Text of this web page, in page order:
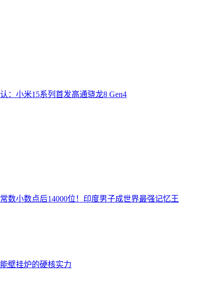
：小米15系列首发高通骁龙8 Gen4
数小数点后14000位！印度男子成世界最强记忆王
壁挂炉的硬核实力